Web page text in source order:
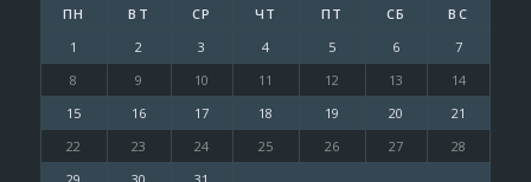
ПН ВТ СР ЧТ ПТ СБ
ВС
1
2 3 4 5 6
7
8
9 10 11 12 13
14
15
16 17 18 19 20
21
22
23 24 25 26 27
28